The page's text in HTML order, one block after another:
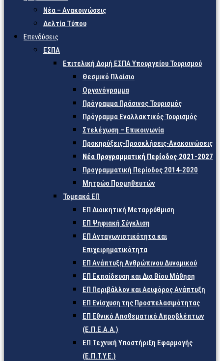
Νέα – Ανακοινώσεις
Δελτία Τύπου
Επενδύσεις
ΕΣΠΑ
Επιτελική Δομή ΕΣΠΑ Υπουργείου Τουρισμού
Θεσμικό Πλαίσιο
Οργανόγραμμα
Πρόγραμμα Πράσινος Τουρισμός
Πρόγραμμα Εναλλακτικός Τουρισμός
Στελέχωση – Επικοινωνία
Προκηρύξεις-Προσκλήσεις-Ανακοινώσεις
Νέα Προγραμματική Περίοδος 2021-2027
Προγραμματική Περίοδος 2014-2020
Μητρώο Προμηθευτών
Τομεακά ΕΠ
ΕΠ Διοικητική Μεταρρύθμιση
ΕΠ Ψηφιακή Σύγκλιση
ΕΠ Ανταγωνιστικότητα και
Επιχειρηματικότητα
ΕΠ Ανάπτυξη Ανθρώπινου Δυναμικού
ΕΠ Εκπαίδευση και Δια Βίου Μάθηση
ΕΠ Περιβάλλον και Αειφόρος Ανάπτυξη
ΕΠ Ενίσχυση της Προσπελασιμότητας
ΕΠ Εθνικό Αποθεματικό Απροβλέπτων
(Ε.Π.Ε.Α.Α.)
ΕΠ Τεχνική Υποστήριξη Εφαρμογής
(Ε.Π.Τ.Υ.Ε.)